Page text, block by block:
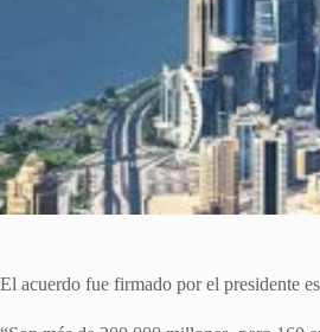
El acuerdo fue firmado por el presidente